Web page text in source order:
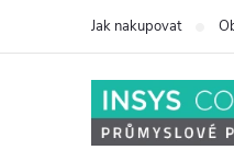
Jak nakupovat